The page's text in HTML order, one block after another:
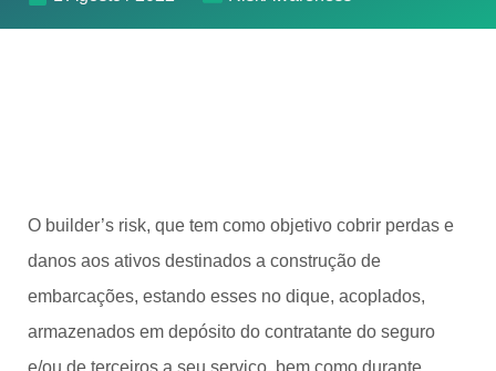
O builder’s risk, que tem como objetivo cobrir perdas e
danos aos ativos destinados a construção de
embarcações, estando esses no dique, acoplados,
armazenados em depósito do contratante do seguro
e/ou de terceiros a seu serviço, bem como durante